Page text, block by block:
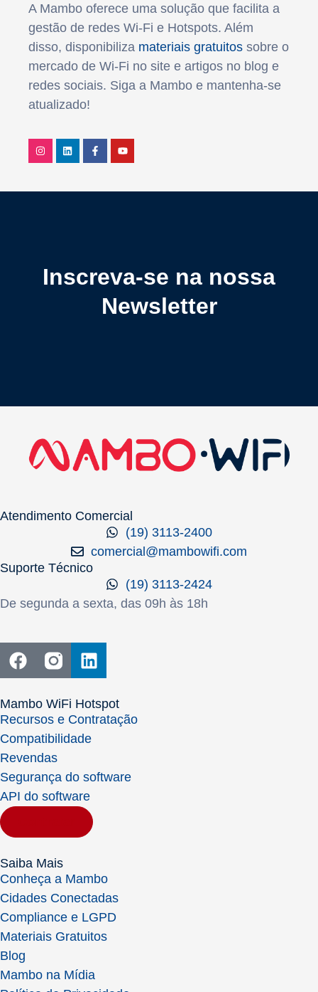
A Mambo oferece uma solução que facilita a
gestão de redes Wi-Fi e Hotspots. Além
disso, disponibiliza materiais gratuitos sobre o
mercado de Wi-Fi no site e artigos no blog e
redes sociais. Siga a Mambo e mantenha-se
atualizado!
Inscreva-se na nossa
Newsletter
Atendimento Comercial
(19) 3113-2400
comercial@mambowifi.com
Suporte Técnico
(19) 3113-2424
De segunda a sexta, das 09h às 18h
Mambo WiFi Hotspot
Recursos e Contratação
Compatibilidade
Revendas
Segurança do software
API do software
Saiba Mais
Conheça a Mambo
Cidades Conectadas
Compliance e LGPD
Materiais Gratuitos
Blog
Mambo na Mídia